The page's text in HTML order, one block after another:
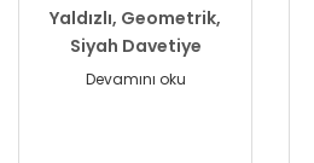
Yaldızlı, Geometrik,
Siyah Davetiye
Devamını oku